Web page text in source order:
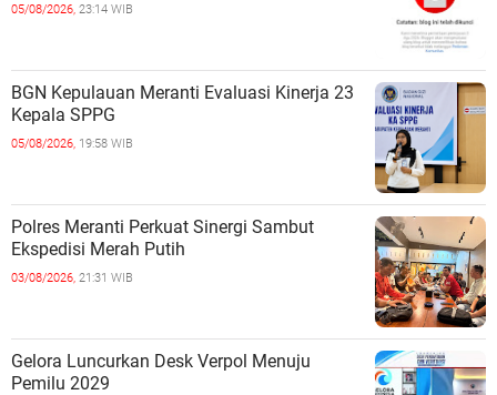
05/08/2026, 23:14 WIB
BGN Kepulauan Meranti Evaluasi Kinerja 23
Kepala SPPG
05/08/2026, 19:58 WIB
Polres Meranti Perkuat Sinergi Sambut
Ekspedisi Merah Putih
03/08/2026, 21:31 WIB
Gelora Luncurkan Desk Verpol Menuju
Pemilu 2029